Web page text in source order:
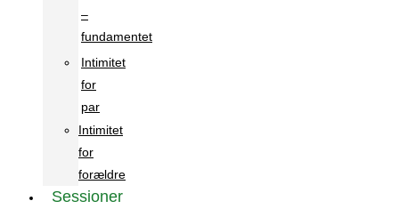
–
fundamentet
Intimitet
for
par
Intimitet
for
forældre
Sessioner